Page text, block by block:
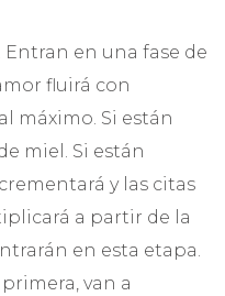
Entran en una fase de
fluirá con
máximo. Si están
miel. Si están
y las citas
a partir de la
en esta etapa.
van a